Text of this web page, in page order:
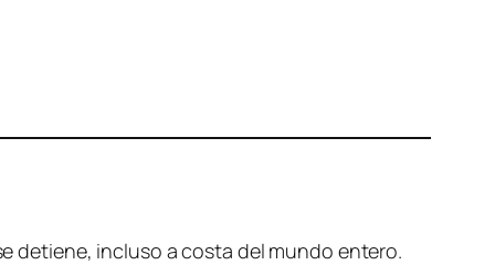
detiene, incluso a costa del mundo entero.